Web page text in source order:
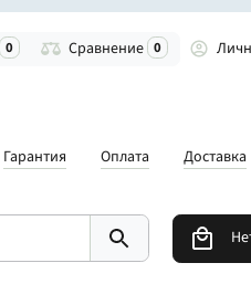
0 Сравнение 0
Гарантия Оплата Доставка